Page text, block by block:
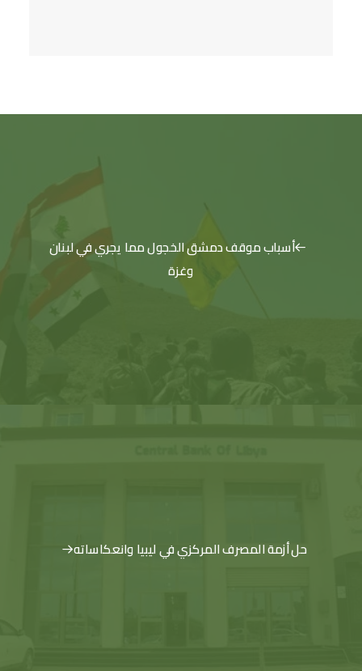
أسباب موقف دمشق الخجول مما يجري في لبنان
وغزة
حل أزمة المصرف المركزي في ليبيا وانعكاساته